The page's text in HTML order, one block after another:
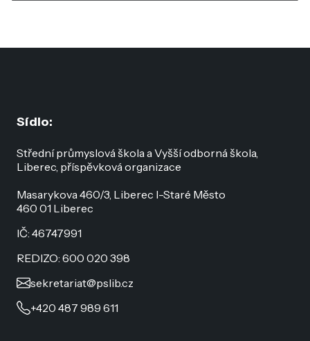
Sídlo:
Střední průmyslová škola a Vyšší odborná škola,
Liberec, příspěvková organizace
Masarykova 460/3, Liberec I-Staré Město
460 01 Liberec
IČ: 46747991
REDIZO: 600 020 398
sekretariat@pslib.cz
+420 487 989 611